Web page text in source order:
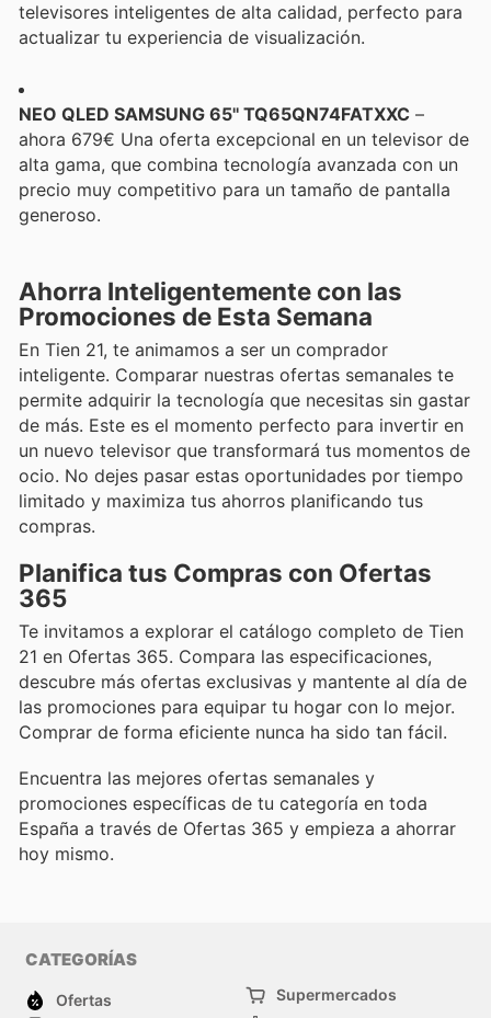
televisores inteligentes de alta calidad, perfecto para
actualizar tu experiencia de visualización.
NEO QLED SAMSUNG 65'' TQ65QN74FATXXC –
ahora 679€ Una oferta excepcional en un televisor de
alta gama, que combina tecnología avanzada con un
precio muy competitivo para un tamaño de pantalla
generoso.
Ahorra Inteligentemente con las
Promociones de Esta Semana
En Tien 21, te animamos a ser un comprador
inteligente. Comparar nuestras ofertas semanales te
permite adquirir la tecnología que necesitas sin gastar
de más. Este es el momento perfecto para invertir en
un nuevo televisor que transformará tus momentos de
ocio. No dejes pasar estas oportunidades por tiempo
limitado y maximiza tus ahorros planificando tus
compras.
Planifica tus Compras con Ofertas
365
Te invitamos a explorar el catálogo completo de Tien
21 en Ofertas 365. Compara las especificaciones,
descubre más ofertas exclusivas y mantente al día de
las promociones para equipar tu hogar con lo mejor.
Comprar de forma eficiente nunca ha sido tan fácil.
Encuentra las mejores ofertas semanales y
promociones específicas de tu categoría en toda
España a través de Ofertas 365 y empieza a ahorrar
hoy mismo.
CATEGORÍAS
Ofertas
Supermercados